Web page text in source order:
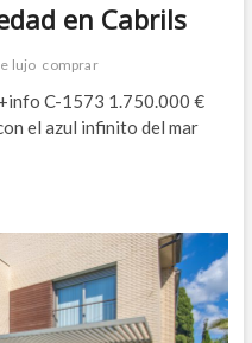
en Cabrils
lujo comprar
C-1573 1.750.000 €
el azul infinito del mar